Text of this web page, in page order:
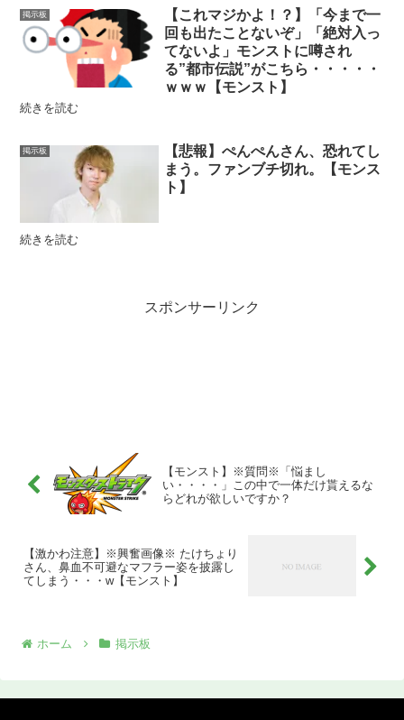
掲示板
【これマジかよ！？】「今まで一
回も出たことないぞ」「絶対入っ
てないよ」モンストに噂され
る”都市伝説”がこちら・・・・・
ｗｗｗ【モンスト】
続きを読む
掲示板
【悲報】ぺんぺんさん、恐れてし
まう。ファンブチ切れ。【モンス
ト】
続きを読む
スポンサーリンク
【モンスト】※質問※「悩まし
い・・・・」この中で一体だけ貰えるな
らどれが欲しいですか？
【激かわ注意】※興奮画像※ たけちょり
さん、鼻血不可避なマフラー姿を披露し
てしまう・・・w【モンスト】
ホーム 掲示板